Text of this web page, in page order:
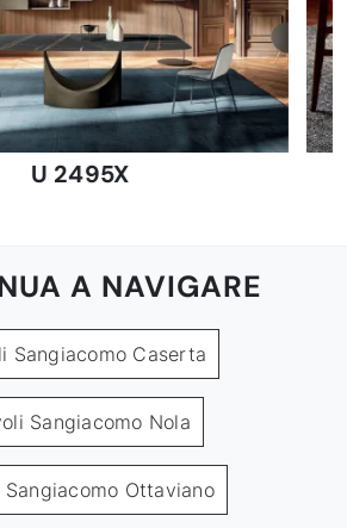
U 2495X
A NAVIGARE
Sangiacomo Caserta
Sangiacomo Nola
Sangiacomo Ottaviano